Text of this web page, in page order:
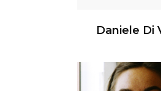
Daniele Di